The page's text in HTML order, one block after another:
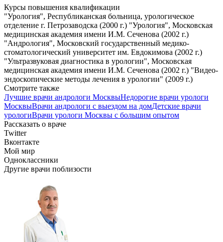
Курсы повышения квалификации
"Урология", Республиканская больница, урологическое
отделение г. Петрозаводска (2000 г.) "Урология", Московская
медицинская академия имени И.М. Сеченова (2002 г.)
"Андрология", Московский государственный медико-
стоматологический университет им. Евдокимова (2002 г.)
"Ультразвуковая диагностика в урологии", Московская
медицинская академия имени И.М. Сеченова (2002 г.) "Видео-
эндоскопические методы лечения в урологии" (2009 г.)
Смотрите также
Лучшие врачи андрологи МосквыНедорогие врачи урологи
МосквыВрачи андрологи с выездом на домДетские врачи
урологиВрачи урологи Москвы с большим опытом
Рассказать о враче
Twitter
Вконтакте
Мой мир
Одноклассники
Другие врачи поблизости